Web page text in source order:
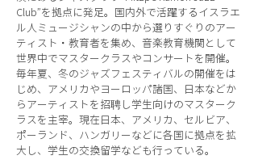
Club”を拠点に発足。国内外で活躍するイスラエ
ル人ミュージシャンの中から選りすぐりのアー
ティスト・教育者を集め、音楽教育機関として
世界中でマスタークラスやコンサートを開催。
毎年夏、冬のジャズフェスティバルの開催をは
じめ、アメリカやヨーロッパ諸国、日本などか
らアーティストを招聘し学生向けのマスターク
ラスを主宰。現在日本、アメリカ、セルビア、
ポーランド、ハンガリーなどに各国に拠点を拡
大し、学生の交換留学なども行っている。